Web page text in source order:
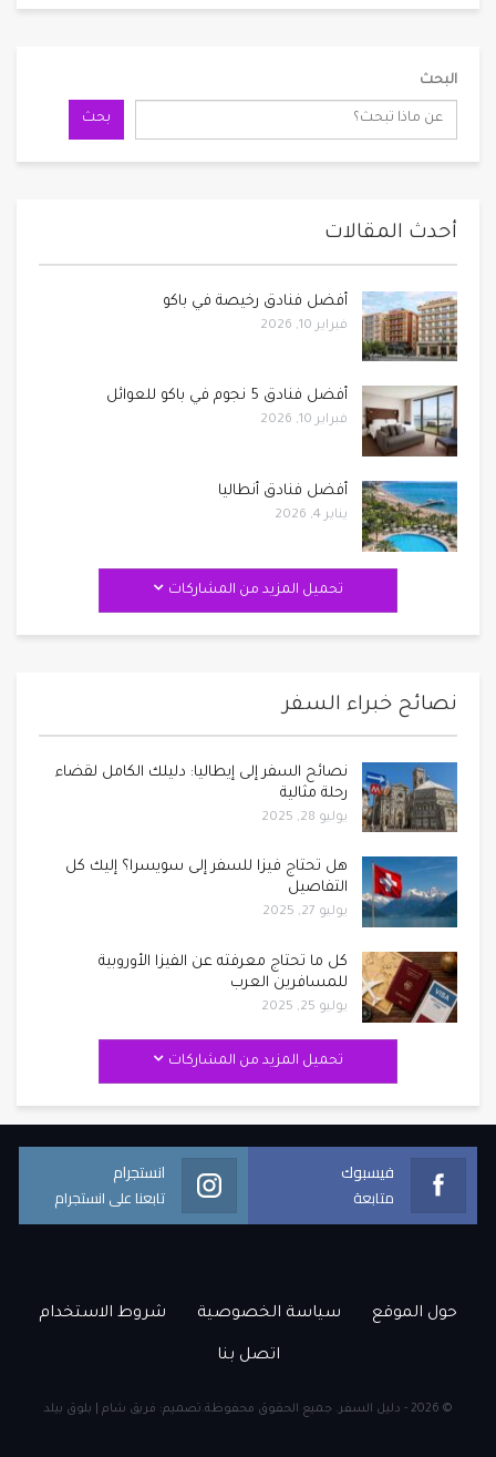
البحث
بحث
أحدث المقالات
أفضل فنادق رخيصة في باكو
فبراير 10, 2026
أفضل فنادق 5 نجوم في باكو للعوائل
فبراير 10, 2026
أفضل فنادق أنطاليا
يناير 4, 2026
تحميل المزيد من المشاركات
نصائح خبراء السفر
نصائح السفر إلى إيطاليا: دليلك الكامل لقضاء
رحلة مثالية
يوليو 28, 2025
هل تحتاج فيزا للسفر إلى سويسرا؟ إليك كل
التفاصيل
يوليو 27, 2025
كل ما تحتاج معرفته عن الفيزا الأوروبية
للمسافرين العرب
يوليو 25, 2025
تحميل المزيد من المشاركات
فيسبوك
متابعة
انستجرام
تابعنا على انستجرام
حول الموقع سياسة الخصوصية شروط الاستخدام
اتصل بنا
© 2026 - دليل السفر. جميع الحقوق محفوظة. تصميم: فريق شام بلوق بيلد